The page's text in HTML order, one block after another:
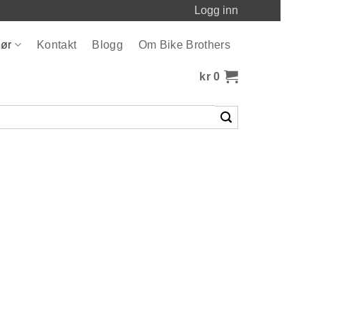
Logg inn
Kontakt Blogg Om Bike Brothers
kr 0